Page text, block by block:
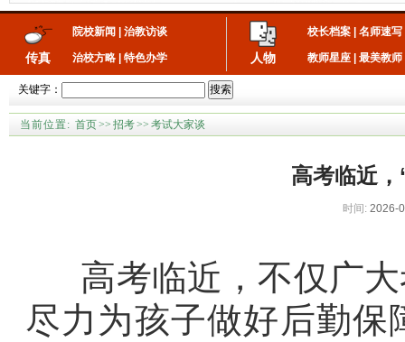
传真
院校新闻 治教访谈
治校方略 特色办学 人物
校长档案 名师速写
教师星座 最美教师
关键字： 搜索
当前位置: 首页>> 招考>> 考试大家谈
高考临近
时间: 2026-
高考临近，不仅广大
尽力为孩子做好后勤保